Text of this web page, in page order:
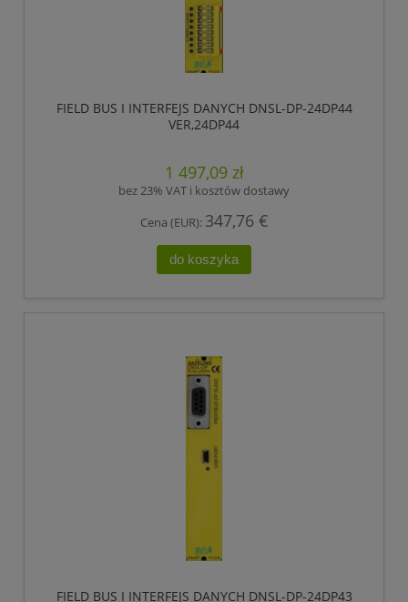
FIELD BUS I INTERFEJS DANYCH DNSL-DP-24DP44
VER,24DP44
1 497,09 zł
bez 23% VAT i kosztów dostawy
Cena (EUR): 347,76 €
do koszyka
FIELD BUS I INTERFEJS DANYCH DNSL-DP-24DP43